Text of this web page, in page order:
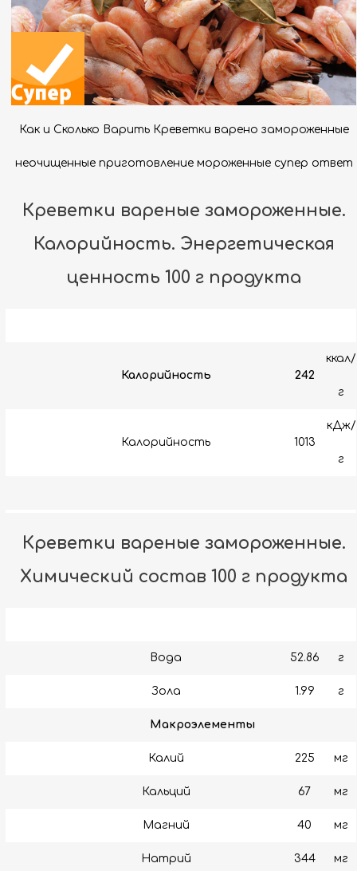
Как и Сколько Варить Креветки варено замороженные
неочищенные приготовление мороженные супер ответ
Креветки вареные замороженные.
Калорийность. Энергетическая
ценность 100 г продукта
Калорийность 242
ккал/
г
Калорийность 1013
кДж/
г
Креветки вареные замороженные.
Химический состав 100 г продукта
Вода 52.86 г
Зола 1.99 г
Макроэлементы
Калий 225 мг
Кальций 67 мг
Магний 40 мг
Натрий 344 мг